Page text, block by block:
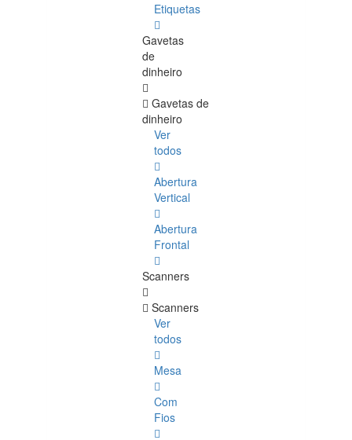
Etiquetas
Gavetas
de
dinheiro
Gavetas de
dinheiro
Ver
todos
Abertura
Vertical
Abertura
Frontal
Scanners
Scanners
Ver
todos
Mesa
Com
Fios